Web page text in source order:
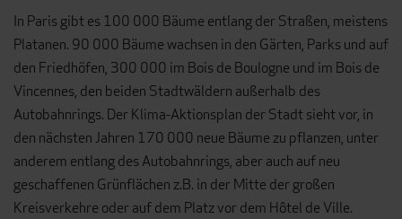
In Paris gibt es 100 000 Bäume entlang der Straßen, meistens
Platanen. 90 000 Bäume wachsen in den Gärten, Parks und auf
den Friedhöfen, 300 000 im Bois de Boulogne und im Bois de
Vincennes, den beiden Stadtwäldern außerhalb des
Autobahnrings. Der Klima-Aktionsplan der Stadt sieht vor, in
den nächsten Jahren 170 000 neue Bäume zu pflanzen, unter
anderem entlang des Autobahnrings, aber auch auf neu
geschaffenen Grünflächen z.B. in der Mitte der großen
Kreisverkehre oder auf dem Platz vor dem Hôtel de Ville.